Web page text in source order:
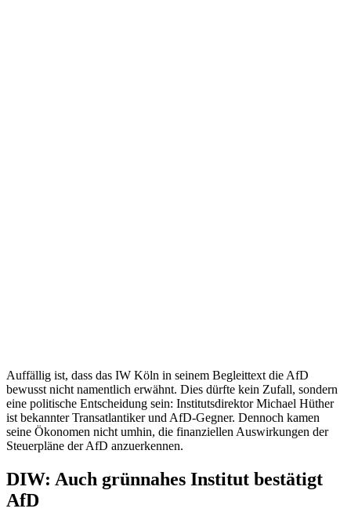
Auffällig ist, dass das IW Köln in seinem Begleittext die AfD
bewusst nicht namentlich erwähnt. Dies dürfte kein Zufall, sondern
eine politische Entscheidung sein: Institutsdirektor Michael Hüther
ist bekannter Transatlantiker und AfD-Gegner. Dennoch kamen
seine Ökonomen nicht umhin, die finanziellen Auswirkungen der
Steuerpläne der AfD anzuerkennen.
DIW: Auch grünnahes Institut bestätigt
AfD